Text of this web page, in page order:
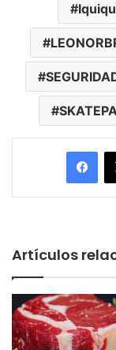
Artículos